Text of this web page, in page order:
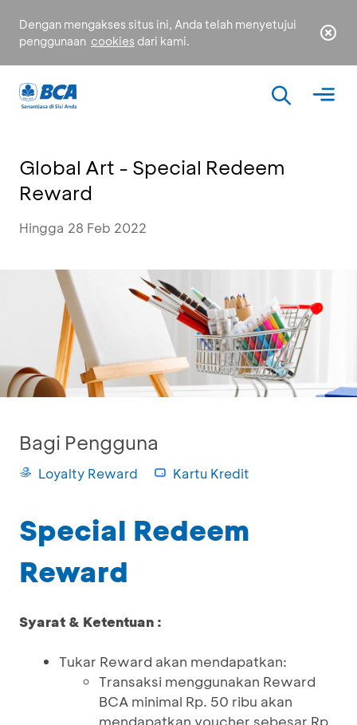
Dengan mengakses situs ini, Anda telah menyetujui
penggunaan cookies dari kami.
Global Art - Special Redeem
Reward
Hingga 28 Feb 2022
Bagi Pengguna
Loyalty Reward Kartu Kredit
Special Redeem
Reward
Syarat & Ketentuan :
Tukar Reward akan mendapatkan:
Transaksi menggunakan Reward
BCA minimal Rp. 50 ribu akan
mendapatkan voucher sebesar Rp.